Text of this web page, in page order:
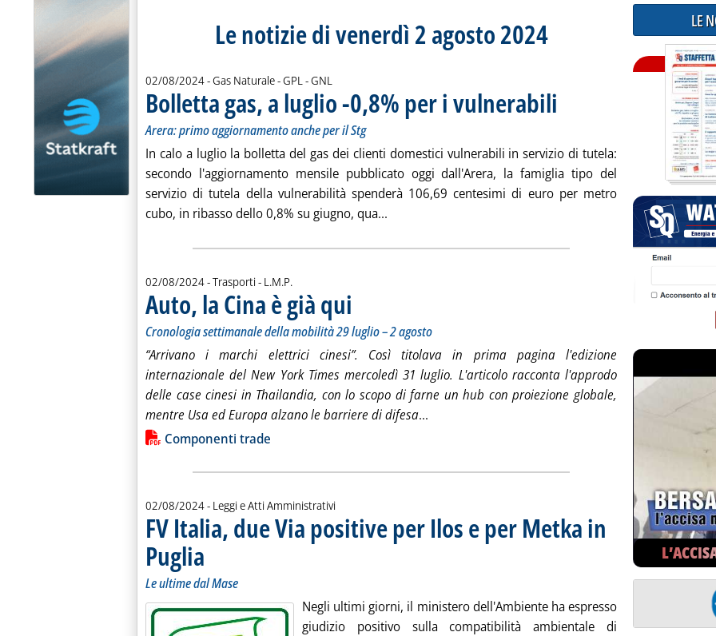
Le notizie di venerdì 2 agosto 2024
02/08/2024- Gas Naturale - GPL - GNL
Bolletta gas, a luglio -0,8% per i vulnerabili . Sottotitolo: Arera: primo aggiornamento
. Pubblicata venerdì 02 agosto 2024 alle
Arera: primo aggiornamento anche per il Stg
In calo a luglio la bolletta del gas dei clienti domestici vulnerabili in servizio di tutela:
secondo l'aggiornamento mensile pubblicato oggi dall'Arera, la famiglia tipo del
servizio di tutela della vulnerabilità spenderà 106,69 centesimi di euro per metro
cubo, in ribasso dello 0,8% su giugno, qua... Leggi tutta la notizia: 'Bolletta gas, a luglio -0,8% per i
02/08/2024- Trasporti - di:
L.M.P.
Auto, la Cina è già qui
Cronologia settimanale della mobilità 29 luglio – 2 agosto
“Arrivano i marchi elettrici cinesi”. Così titolava in prima pagina l'edizione
internazionale del New York Times mercoledì 31 luglio. L'articolo racconta l'approdo
delle case cinesi in Thailandia, con lo scopo di farne un hub con proiezione globale,
mentre Usa ed Europa alzano le barriere di difesa... Leggi tutta la notizia: 'Auto, la Cina è già qui'
Lista allegati PDF alla notizia
Componenti trade
02/08/2024- Leggi e Atti Amministrativi
FV Italia, due Via positive per Ilos e per Metka in
Puglia . Sottotitolo: Le ultime dal Mase
. Pubblicata venerdì 02 agosto 2024 alle 16.2.
Le ultime dal Mase
Negli ultimi giorni, il ministero dell'Ambiente ha espresso
giudizio positivo sulla compatibilità ambientale di
LE